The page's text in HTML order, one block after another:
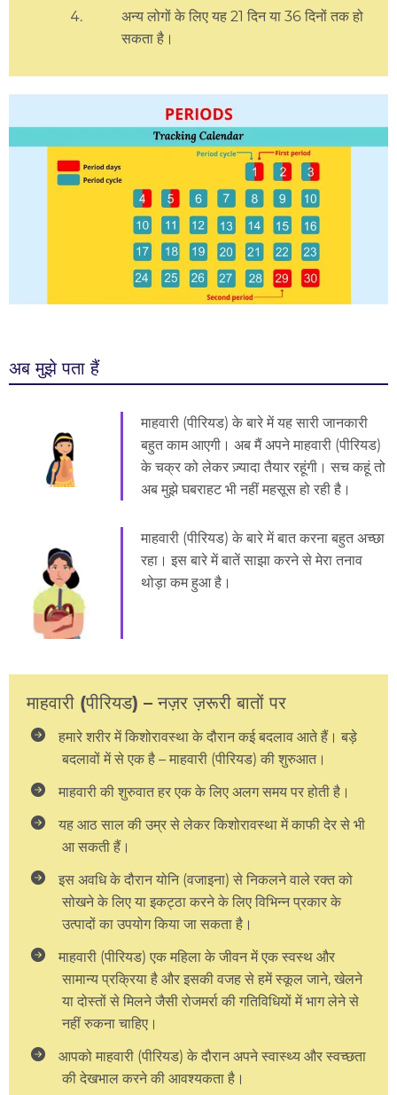
अन्य लोगों के लिए यह 21 दिन या 36 दिनों तक हो
सकता है।
अब मुझे पता हैं
माहवारी (पीरियड) के बारे में यह सारी जानकारी
बहुत काम आएगी। अब मैं अपने माहवारी (पीरियड)
के चक्र को लेकर ज़्यादा तैयार रहूंगी। सच कहूं तो
अब मुझे घबराहट भी नहीं महसूस हो रही है।
माहवारी (पीरियड) के बारे में बात करना बहुत अच्छा
रहा। इस बारे में बातें साझा करने से मेरा तनाव
थोड़ा कम हुआ है।
माहवारी (पीरियड) – नज़र ज़रूरी बातों पर
हमारे शरीर में किशोरावस्था के दौरान कई बदलाव आते हैं। बड़े
बदलावों में से एक है – माहवारी (पीरियड) की शुरुआत।
माहवारी की शुरुवात हर एक के लिए अलग समय पर होती है।
यह आठ साल की उम्र से लेकर किशोरावस्था में काफी देर से भी
आ सकती हैं।
इस अवधि के दौरान योनि (वजाइना) से निकलने वाले रक्त को
सोखने के लिए या इकट्ठा करने के लिए विभिन्न प्रकार के
उत्पादों का उपयोग किया जा सकता है।
माहवारी (पीरियड) एक महिला के जीवन में एक स्वस्थ और
सामान्य प्रक्रिया है और इसकी वजह से हमें स्कूल जाने, खेलने
या दोस्तों से मिलने जैसी रोजमर्रा की गतिविधियों में भाग लेने से
नहीं रुकना चाहिए।
आपको माहवारी (पीरियड) के दौरान अपने स्वास्थ्य और स्वच्छता
की देखभाल करने की आवश्यकता है।